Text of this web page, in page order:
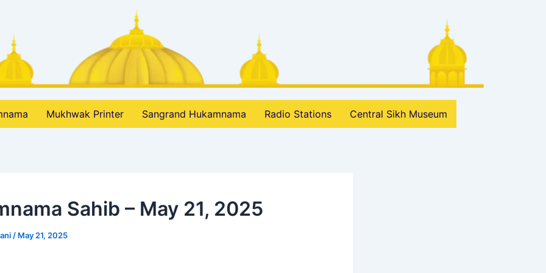
Mukhwak Printer Sangrand Hukamnama Radio Stations Central Sikh Museum
Sahib – May 21, 2025
/ May 21, 2025